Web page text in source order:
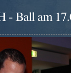
- Ball am